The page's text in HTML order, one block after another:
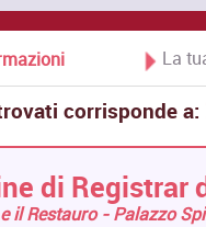
La
corrisponde a:
di Registrar
il Restauro - Palazzo